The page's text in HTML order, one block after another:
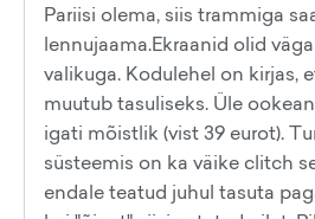
Pariisi olema, siis trammiga
lennujaama.Ekraanid olid
valikuga. Kodulehel on kirjas,
muutub tasuliseks. Üle
igati mõistlik (vist 39 eurot).
süsteemis on ka väike clitch
endale teatud juhul tasuta